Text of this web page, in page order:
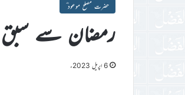
حضرت مصلح موعود ؓ
رمضان سے سبق
6 اپریل 2023ء